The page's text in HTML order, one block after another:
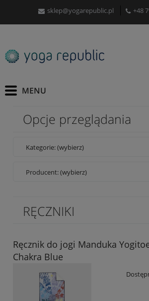
sklep@yogarepublic.pl +48
Opcje przeglądania
Kategorie: (wybierz)
Producent: (wybierz)
RĘCZNIKI
Ręcznik do jogi Manduka
Chakra Blue